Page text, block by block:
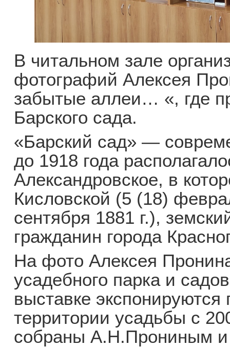
В читальном зале
фотографий Алексея
забытые аллеи… «, где
Барского сада.
«Барский сад» —
до 1918 года
Александровское, в
Кисловской (5 (18)
сентября 1881 г.),
гражданин города
На фото Алексея
усадебного парка и
выставке
территории усадьбы с
собраны А.Н.Прониным